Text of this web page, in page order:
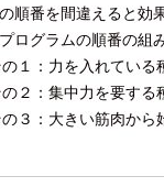
順番を間違えると効
ログラムの順番の組
１：力を入れている
２：集中力を要する
３：大きい筋肉から